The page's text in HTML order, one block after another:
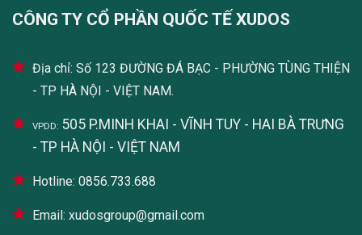
CÔNG TY CỔ PHẦN QUỐC TẾ XUDOS
Địa chỉ: Số 123 ĐƯỜNG ĐÁ BẠC - PHƯỜNG TÙNG THIỆN
- TP HÀ NỘI - VIỆT NAM.
VPDD: 505 P.MINH KHAI - VĨNH TUY - HAI BÀ TRƯNG
- TP HÀ NỘI - VIỆT NAM
Hotline: 0856.733.688
Email: xudosgroup@gmail.com